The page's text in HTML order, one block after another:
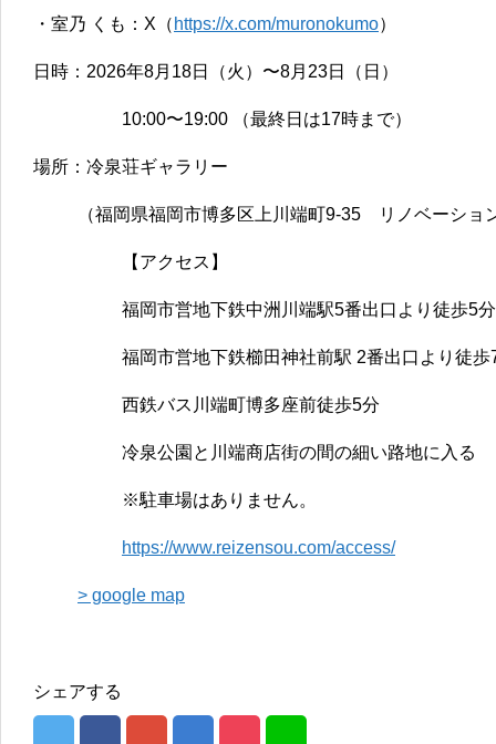
・室乃 くも：X（ https://x.com/muronokumo）
日時：2026年8月18日（火）〜8月23日（日）
10:00〜19:00 （最終日は17時まで）
場所：冷泉荘ギャラリー
（福岡県福岡市博多区上川端町9-35 リノベーショ
【アクセス】
福岡市営地下鉄中洲川端駅5番出口より徒歩5分
福岡市営地下鉄櫛田神社前駅 2番出口より徒歩
西鉄バス川端町博多座前徒歩5分
冷泉公園と川端商店街の間の細い路地に入る
※駐車場はありません。
https://www.reizensou.com/access/
> google map
シェアする